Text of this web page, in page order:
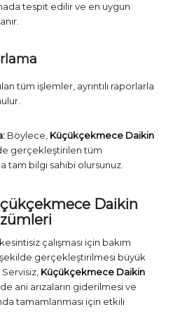
tespit edilir ve en uygun
tüm işlemler, ayrıntılı raporlarla
Böylece, Küçükçekmece Daikin
gerçekleştirilen tüm
tam bilgi sahibi olursunuz.
Daikin
kesintisiz çalışması için bakım
şekilde gerçekleştirilmesi büyük
Küçükçekmece Daikin
ani arızaların giderilmesi ve
tamamlanması için etkili